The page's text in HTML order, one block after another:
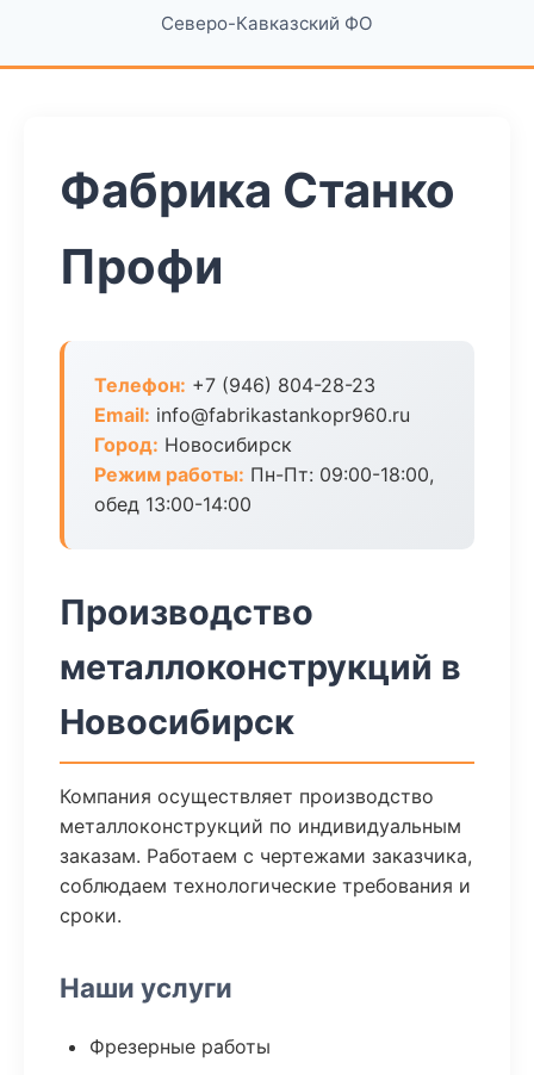
Северо-Кавказский ФО
Фабрика Станко
Профи
Телефон: +7 (946) 804-28-23
Email: info@fabrikastankopr960.ru
Город: Новосибирск
Режим работы: Пн-Пт: 09:00-18:00,
обед 13:00-14:00
Производство
металлоконструкций в
Новосибирск
Компания осуществляет производство
металлоконструкций по индивидуальным
заказам. Работаем с чертежами заказчика,
соблюдаем технологические требования и
сроки.
Наши услуги
Фрезерные работы